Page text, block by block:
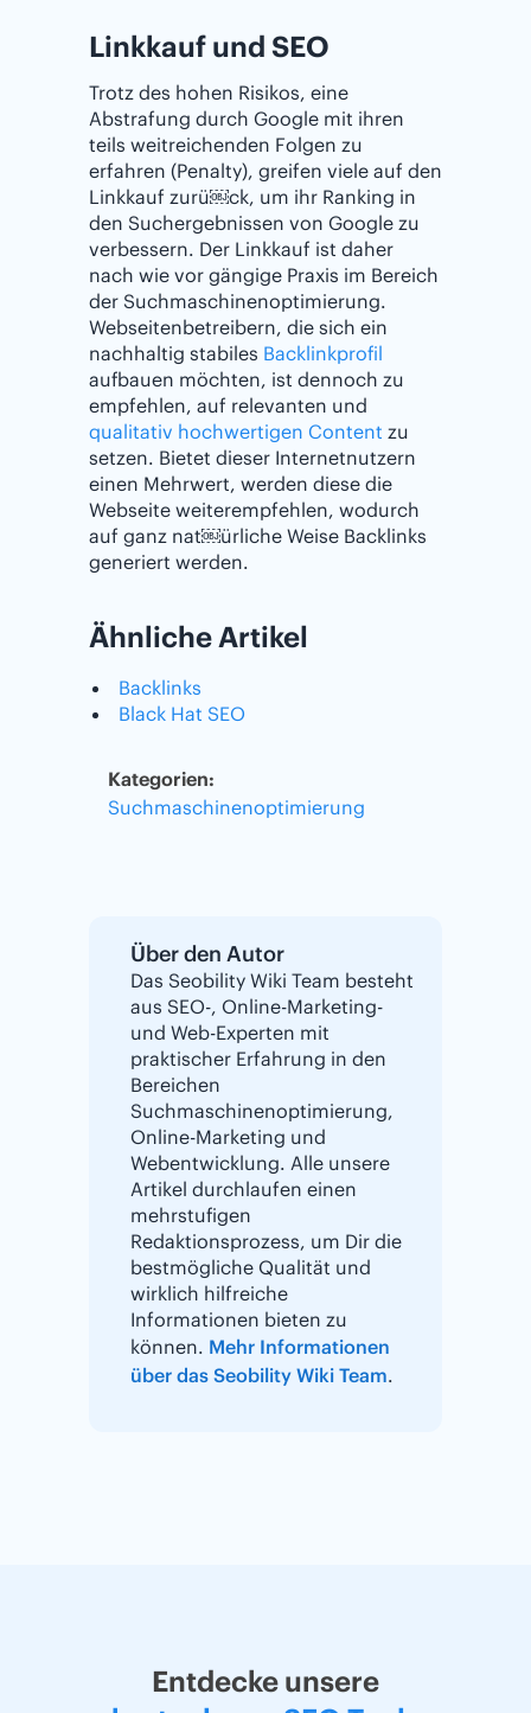
Linkkauf und SEO
Trotz des hohen Risikos, eine
Abstrafung durch Google mit ihren
teils weitreichenden Folgen zu
erfahren (Penalty), greifen viele auf den
Linkkauf zurü￼ck, um ihr Ranking in
den Suchergebnissen von Google zu
verbessern. Der Linkkauf ist daher
nach wie vor gängige Praxis im Bereich
der Suchmaschinenoptimierung.
Webseitenbetreibern, die sich ein
nachhaltig stabiles Backlinkprofil
aufbauen m￶öchten, ist dennoch zu
empfehlen, auf relevanten und
qualitativ hochwertigen Content zu
setzen. Bietet dieser Internetnutzern
einen Mehrwert, werden diese die
Webseite weiterempfehlen, wodurch
auf ganz nat￼ürliche Weise Backlinks
generiert werden.
Ähnliche Artikel
Backlinks
Black Hat SEO
Kategorien:
Suchmaschinenoptimierung
Über den Autor
Das Seobility Wiki Team besteht
aus SEO-, Online-Marketing-
und Web-Experten mit
praktischer Erfahrung in den
Bereichen
Suchmaschinenoptimierung,
Online-Marketing und
Webentwicklung. Alle unsere
Artikel durchlaufen einen
mehrstufigen
Redaktionsprozess, um Dir die
bestmögliche Qualität und
wirklich hilfreiche
Informationen bieten zu
können. Mehr Informationen
über das Seobility Wiki Team.
Entdecke unsere